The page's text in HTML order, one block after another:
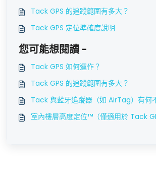
Tack GPS 的追蹤範圍有多大？
Tack GPS 定位準確度說明
您可能想閱讀 -
Tack GPS 如何運作？
Tack GPS 的追蹤範圍有多大？
Tack 與藍牙追蹤器（如 AirTag）有何
室內樓層高度定位™（僅適用於 Tack